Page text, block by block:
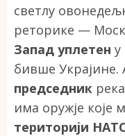
светлу
реторике —
Запад уплетен у
бивше Украјине.
председник
има оружје које
територији